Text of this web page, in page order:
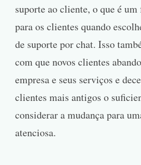
suporte ao cliente, o que é
para os clientes quando
de suporte por chat. Isso
com que novos clientes
empresa e seus serviços e
clientes mais antigos o
considerar a mudança para
atenciosa.